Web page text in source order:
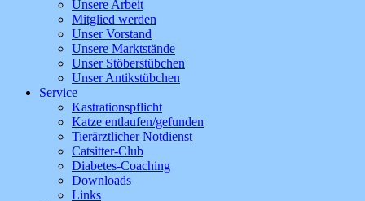
Unsere Arbeit
Mitglied werden
Unser Vorstand
Unsere Marktstände
Unser Stöberstübchen
Unser Antikstübchen
Service
Kastrationspflicht
Katze entlaufen/gefunden
Tierärztlicher Notdienst
Catsitter-Club
Diabetes-Coaching
Downloads
Links